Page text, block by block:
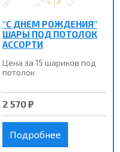
"С ДНЕМ РОЖДЕНИЯ"
ШАРЫ ПОД ПОТОЛОК
АССОРТИ
Цена за 15 шариков под
потолок
2 570 ₽
Подробнее